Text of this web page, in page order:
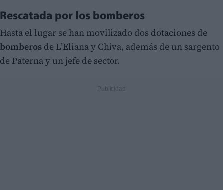
Rescatada por los bomberos
Hasta el lugar se han movilizado dos dotaciones de
bomberos de L’Eliana y Chiva, además de un sargento
de Paterna y un jefe de sector.